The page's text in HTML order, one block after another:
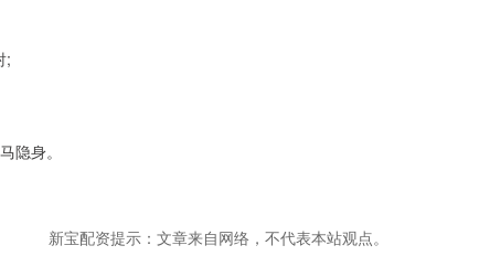
;
隐身。
新宝配资提示：文章来自网络，不代表本站观点。